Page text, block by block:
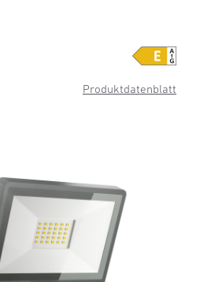
Produktdatenblatt